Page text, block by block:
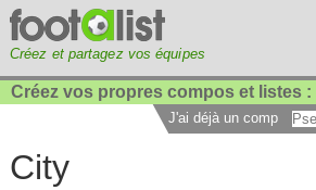
Créez et partagez vos équipes
Créez vos propres compos et listes :
J'ai déjà un compte :
City